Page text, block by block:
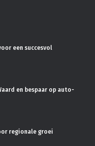
een succesvol
en bespaar op auto-
regionale groei